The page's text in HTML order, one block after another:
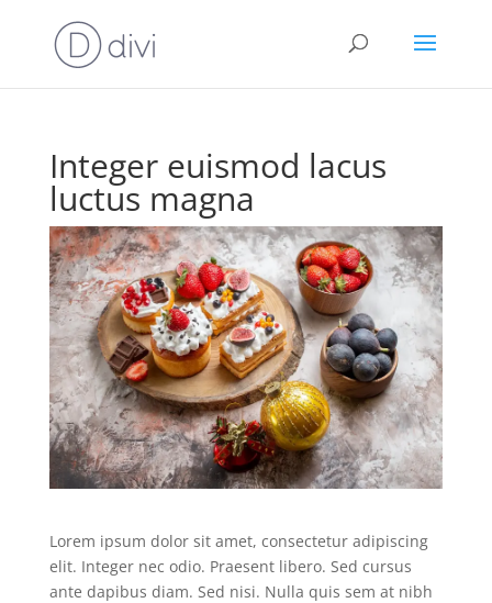
Integer euismod lacus
luctus magna
Lorem ipsum dolor sit amet, consectetur adipiscing
elit. Integer nec odio. Praesent libero. Sed cursus
ante dapibus diam. Sed nisi. Nulla quis sem at nibh